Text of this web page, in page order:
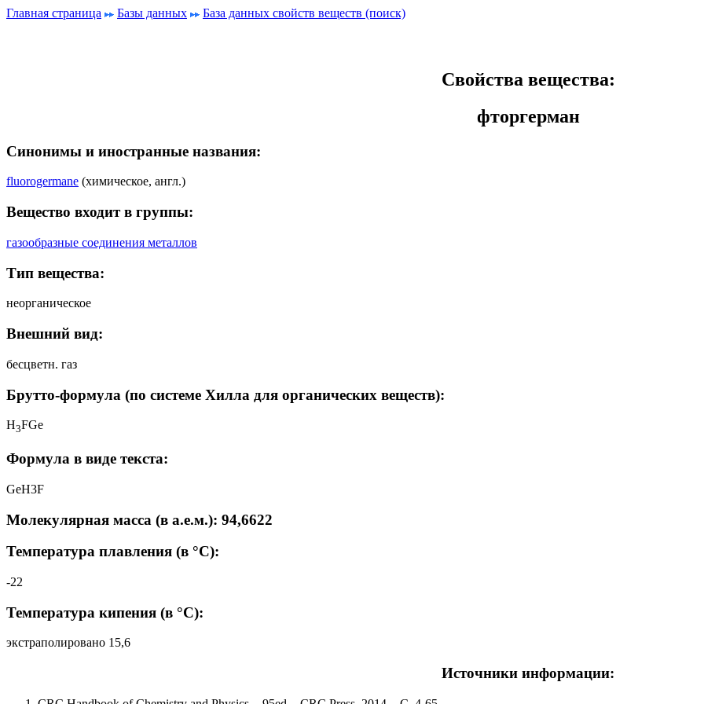
Главная страница Базы данных База данных свойств веществ (поиск)
Свойства вещества:
фторгерман
Синонимы и иностранные названия:
fluorogermane (химическое, англ.)
Вещество входит в группы:
газообразные соединения металлов
Тип вещества:
неорганическое
Внешний вид:
бесцветн. газ
Брутто-формула (по системе Хилла для органических веществ):
H3FGe
Формула в виде текста:
GeH3F
Молекулярная масса (в а.е.м.): 94,6622
Температура плавления (в °C):
-22
Температура кипения (в °C):
экстраполировано 15,6
Источники информации: